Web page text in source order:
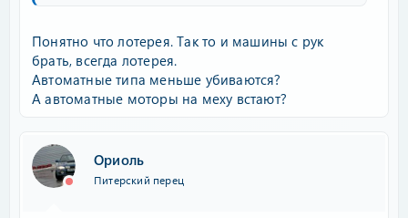
Понятно что лотерея. Так то и машины с рук
брать, всегда лотерея.
Автоматные типа меньше убиваются?
А автоматные моторы на меху встают?
Ориоль
Питерский перец